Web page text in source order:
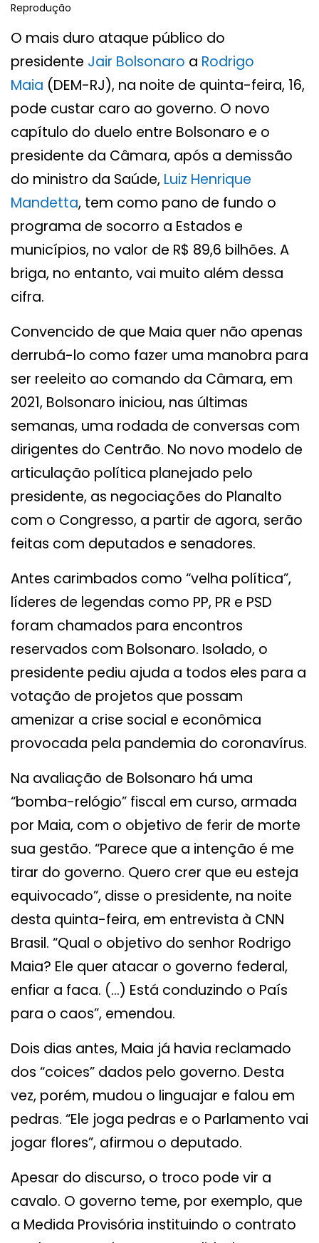
Reprodução
O mais duro ataque público do
presidente Jair Bolsonaro a Rodrigo
Maia (DEM-RJ), na noite de quinta-feira, 16,
pode custar caro ao governo. O novo
capítulo do duelo entre Bolsonaro e o
presidente da Câmara, após a demissão
do ministro da Saúde, Luiz Henrique
Mandetta, tem como pano de fundo o
programa de socorro a Estados e
municípios, no valor de R$ 89,6 bilhões. A
briga, no entanto, vai muito além dessa
cifra.
Convencido de que Maia quer não apenas
derrubá-lo como fazer uma manobra para
ser reeleito ao comando da Câmara, em
2021, Bolsonaro iniciou, nas últimas
semanas, uma rodada de conversas com
dirigentes do Centrão. No novo modelo de
articulação política planejado pelo
presidente, as negociações do Planalto
com o Congresso, a partir de agora, serão
feitas com deputados e senadores.
Antes carimbados como “velha política”,
líderes de legendas como PP, PR e PSD
foram chamados para encontros
reservados com Bolsonaro. Isolado, o
presidente pediu ajuda a todos eles para a
votação de projetos que possam
amenizar a crise social e econômica
provocada pela pandemia do coronavírus.
Na avaliação de Bolsonaro há uma
“bomba-relógio” fiscal em curso, armada
por Maia, com o objetivo de ferir de morte
sua gestão. “Parece que a intenção é me
tirar do governo. Quero crer que eu esteja
equivocado”, disse o presidente, na noite
desta quinta-feira, em entrevista à CNN
Brasil. “Qual o objetivo do senhor Rodrigo
Maia? Ele quer atacar o governo federal,
enfiar a faca. (…) Está conduzindo o País
para o caos”, emendou.
Dois dias antes, Maia já havia reclamado
dos “coices” dados pelo governo. Desta
vez, porém, mudou o linguajar e falou em
pedras. “Ele joga pedras e o Parlamento vai
jogar flores”, afirmou o deputado.
Apesar do discurso, o troco pode vir a
cavalo. O governo teme, por exemplo, que
a Medida Provisória instituindo o contrato